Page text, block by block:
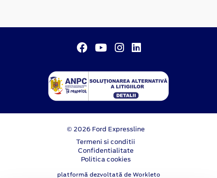
© 2026 Ford Expressline
Termeni si conditii
Confidentialitate
Politica cookies
platformă dezvoltată de Workleto